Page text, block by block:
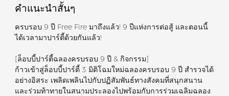
คำแนะนำสั้นๆ
ครบรอบ 9 ปี Free Fire มาถึงแล้ว! 9 ปีแห่งการต่อสู้ และตอนนี้
ได้เวลามาปาร์ตี้ด้วยกันแล้ว!
[ล็อบบี้ปาร์ตี้ฉลองครบรอบ 9 ปี & กิจกรรม]
ก้าวเข้าสู่ล็อบบี้ปาร์ตี้ 3 มิติโฉมใหม่ฉลองครบรอบ 9 ปี สำรวจได้
อย่างอิสระ เพลิดเพลินไปกับปฏิสัมพันธ์ทางสังคมที่สนุกสนาน
และร่วมท้าทายในสนามประลองไปพร้อมกับการร่วมเฉลิมฉลอง